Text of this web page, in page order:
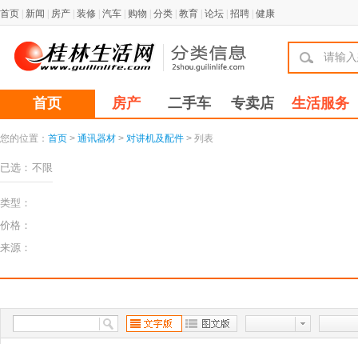
首页 新闻 房产 装修 汽车 购物 分类 教育 论坛 招聘 健康
首页 房产 二手车 专卖店 生活服务
您的位置： 首页 > 通讯器材 > 对讲机及配件 > 列表
已选： 不限
类型：
价格：
来源：